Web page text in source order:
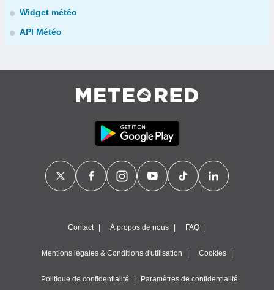
Widget météo
API Météo
Contact À propos de nous FAQ
Mentions légales & Conditions d'utilisation Cookies
Politique de confidentialité Paramètres de confidentialité